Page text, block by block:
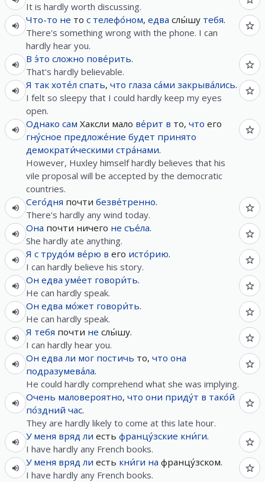
It is hardly worth discussing.
Что-то не то с телефо́ном, едва слы́шу тебя.
There's something wrong with the phone. I can
hardly hear you.
В э́то сложно пове́рить.
That's hardly believable.
Я так хоте́л спать, что глаза са́ми закрыва́лись.
I felt so sleepy that I could hardly keep my eyes
open.
Однако сам Хаксли мало ве́рит в то, что его
гну́сное предложе́ние будет принято
демократи́ческими стра́нами.
However, Huxley himself hardly believes that his
vile proposal will be accepted by the democratic
countries.
Сего́дня почти безве́тренно.
There's hardly any wind today.
Она почти ничего не съе́ла.
She hardly ate anything.
Я с трудо́м ве́рю в его исто́рию.
I can hardly believe his story.
Он едва уме́ет говори́ть.
He can hardly speak.
Он едва мо́жет говори́ть.
He can hardly speak.
Я тебя почти не слы́шу.
I can hardly hear you.
Он едва ли мог постичь то, что она
подразумева́ла.
He could hardly comprehend what she was implying.
Очень маловероятно, что они приду́т в тако́й
по́здний час.
They are hardly likely to come at this late hour.
У меня вряд ли есть францу́зские кни́ги.
I have hardly any French books.
У меня вряд ли есть кни́ги на францу́зском.
I have hardly any French books.